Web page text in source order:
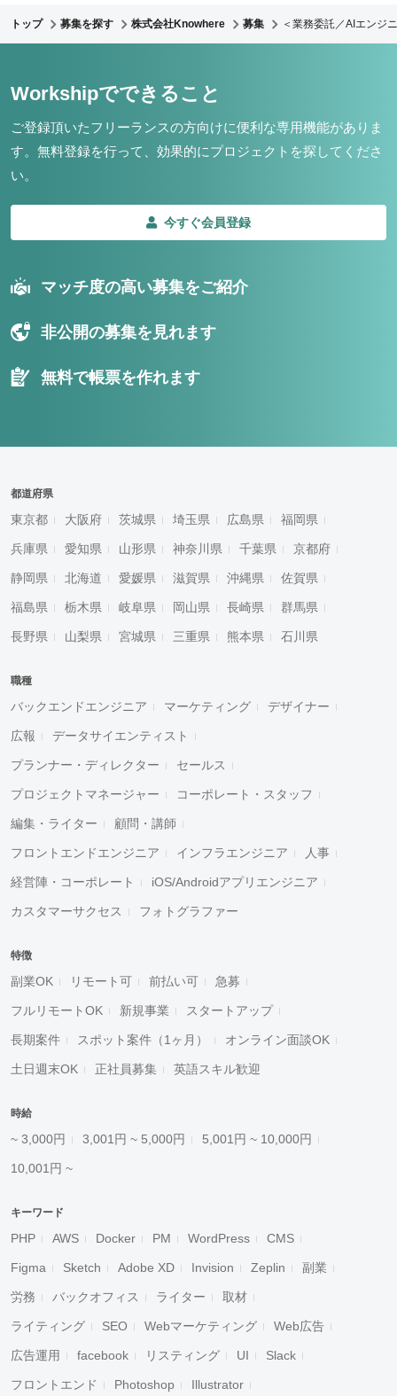
トップ 募集を探す 株式会社Knowhere 募集 ＜業務委託／AIエンジ
Workshipでできること
ご登録頂いたフリーランスの方向けに便利な専用機能がありま
す。 無料登録を行って、効果的にプロジェクトを探してくださ
い。
今すぐ会員登録
マッチ度の高い募集をご紹介
非公開の募集を見れます
無料で帳票を作れます
都道府県
東京都 大阪府 茨城県 埼玉県 広島県 福岡県
兵庫県 愛知県 山形県 神奈川県 千葉県 京都府
静岡県 北海道 愛媛県 滋賀県 沖縄県 佐賀県
福島県 栃木県 岐阜県 岡山県 長崎県 群馬県
長野県 山梨県 宮城県 三重県 熊本県 石川県
職種
バックエンドエンジニア マーケティング デザイナー
広報 データサイエンティスト
プランナー・ディレクター セールス
プロジェクトマネージャー コーポレート・スタッフ
編集・ライター 顧問・講師
フロントエンドエンジニア インフラエンジニア 人事
経営陣・コーポレート iOS/Androidアプリエンジニア
カスタマーサクセス フォトグラファー
特徴
副業OK リモート可 前払い可 急募
フルリモートOK 新規事業 スタートアップ
長期案件 スポット案件（1ヶ月） オンライン面談OK
土日週末OK 正社員募集 英語スキル歓迎
時給
~ 3,000円 3,001円 ~ 5,000円 5,001円 ~ 10,000円
10,001円 ~
キーワード
PHP AWS Docker PM WordPress CMS
Figma Sketch Adobe XD Invision Zeplin 副業
労務 バックオフィス ライター 取材
ライティング SEO Webマーケティング Web広告
広告運用 facebook リスティング UI Slack
フロントエンド Photoshop Illustrator